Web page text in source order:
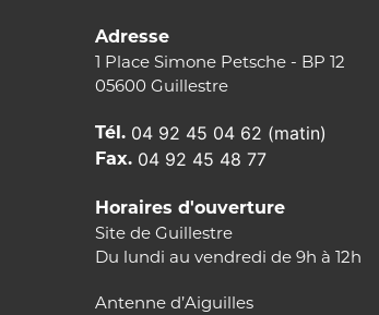
Adresse
1 Place Simone Petsche - BP 12
05600 Guillestre
Tél. 04 92 45 04 62 (matin)
Fax. 04 92 45 48 77
Horaires d'ouverture
Site de Guillestre
Du lundi au vendredi de 9h à 12h
Antenne d’Aiguilles